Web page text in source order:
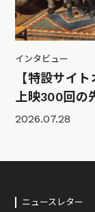
インタビュー
【特設サイ
上映300回の
2026.07.28
ニュースレター